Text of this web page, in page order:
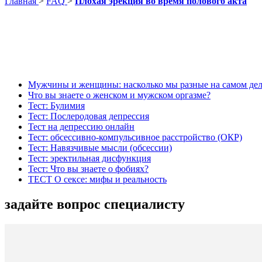
Мужчины и женщины: насколько мы разные на самом
Что вы знаете о женском и мужском оргазме?
Тест: Булимия
Тест: Послеродовая депрессия
Тест на депрессию онлайн
Тест: обсессивно-компульсивное расстройство (ОКР)
Тест: Навязчивые мысли (обсессии)
Тест: эректильная дисфункция
Тест: Что вы знаете о фобиях?
ТЕСТ О сексе: мифы и реальность
задайте вопрос специалисту